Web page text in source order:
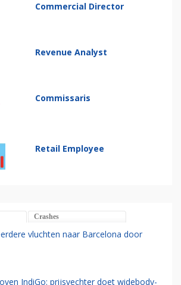
Commercial Director
Revenue Analyst
Commissaris
Retail Employee
Crashes
vluchten naar Barcelona door
IndiGo: prijsvechter doet widebody-